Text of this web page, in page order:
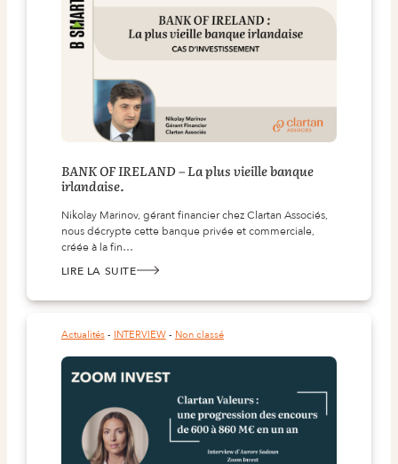
BANK OF IRELAND – La plus vieille banque
irlandaise.
Nikolay Marinov, gérant financier chez Clartan Associés,
nous décrypte cette banque privée et commerciale,
créée à la fin…
LIRE LA SUITE
:
IRELAND
LA
PLUS
BANQUE
IRLANDAISE.
Actualités - INTERVIEW - Non classé